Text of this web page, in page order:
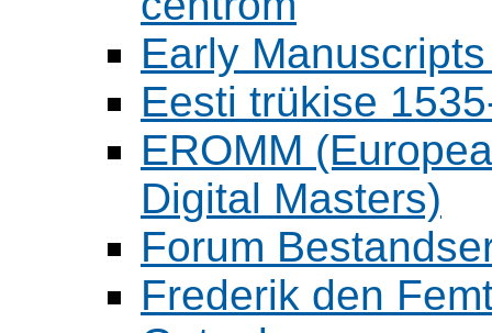
Early
Eesti trükise
EROMM
Digital Masters)
Forum
Frederik den